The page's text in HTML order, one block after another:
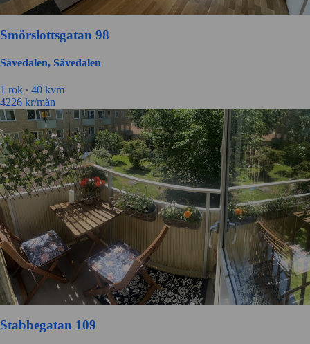
Smörslottsgatan 98
Sävedalen, Sävedalen
1 rok ∙ 40 kvm
4226 kr/mån
Stabbegatan 109